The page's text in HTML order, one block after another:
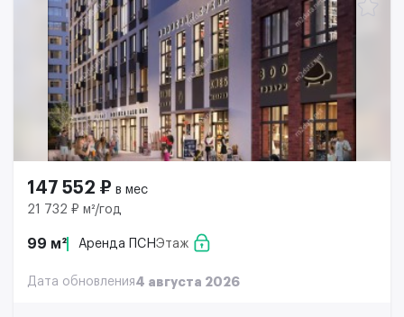
147 552 ₽ в мес
21 732 ₽ м²/год
99 м² Аренда ПСНЭтаж
Дата обновления4 августа 2026